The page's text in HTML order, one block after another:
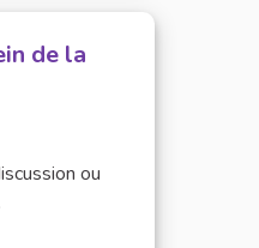
de la
ou